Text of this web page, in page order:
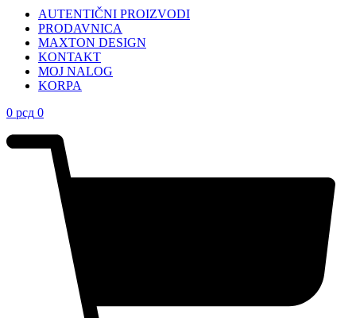
AUTENTIČNI PROIZVODI
PRODAVNICA
MAXTON DESIGN
KONTAKT
MOJ NALOG
KORPA
0 рсд 0